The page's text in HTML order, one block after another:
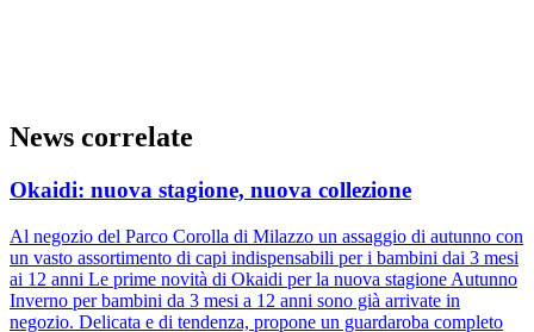
News correlate
Okaidi: nuova stagione, nuova collezione
Al negozio del Parco Corolla di Milazzo un assaggio di autunno con
un vasto assortimento di capi indispensabili per i bambini dai 3 mesi
ai 12 anni Le prime novità di Okaidi per la nuova stagione Autunno
Inverno per bambini da 3 mesi a 12 anni sono già arrivate in
negozio. Delicata e di tendenza, propone un guardaroba completo